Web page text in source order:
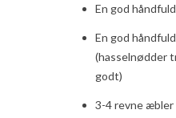
En god
En god
(hasselnødder
godt)
3-4 revne æbler